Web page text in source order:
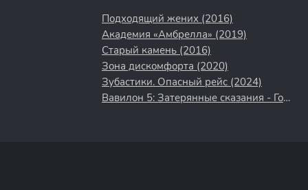
Подходящий жених (2016)
Академия «Амбрелла» (2019)
Старый камень (2016)
Зона дискомфорта (2020)
Зубастики. Опасный рейс (2024)
Вавилон 5: Затерянные сказания - Голоса во тьме (2007)